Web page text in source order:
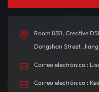
autonomía de hasta
está diseñado tanto
desplazamientos
distancia.
Room 830, Creative
Dongshan Street,
Correo electrónico :
Correo electrónico :